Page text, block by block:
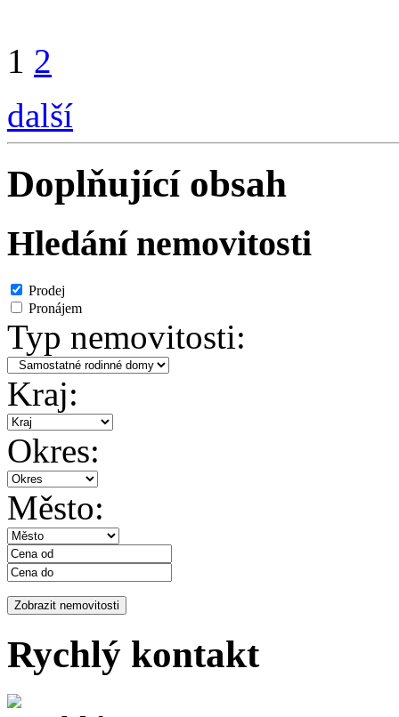
1 2
další
Doplňující obsah
Hledání nemovitosti
Prodej
Pronájem
Typ nemovitosti:
Kraj:
Okres:
Město:
Rychlý kontakt